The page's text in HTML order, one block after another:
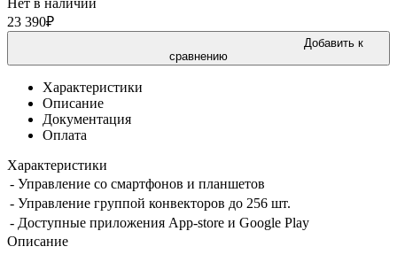
23 390₽
Добавить к
сравнению
Характеристики
Описание
Документация
Оплата
Характеристики
- Управление со смартфонов и планшетов
- Управление группой конвекторов до 256 шт.
- Доступные приложения App-store и Google Play
Описание